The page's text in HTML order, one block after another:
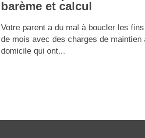
barème et calcul
Votre parent a du mal à boucler les fins
de mois avec des charges de maintien
domicile qui ont...